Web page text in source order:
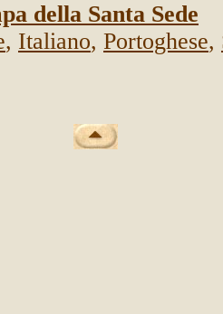
della Santa Sede
, Italiano, Portoghese,